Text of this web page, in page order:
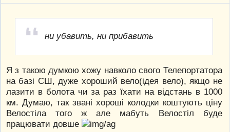
ни убавить, ни прибавить
Я з такою думкою хожу навколо свого Телепортатора
на базі СШ, дуже хороший вело(ідея вело), якщо не
лазити в болота чи за раз їхати на відстань в 1000
км. Думаю, так звані хороші колодки коштують ціну
Велостіла того ж але мабуть Велостіл буде
працювати довше